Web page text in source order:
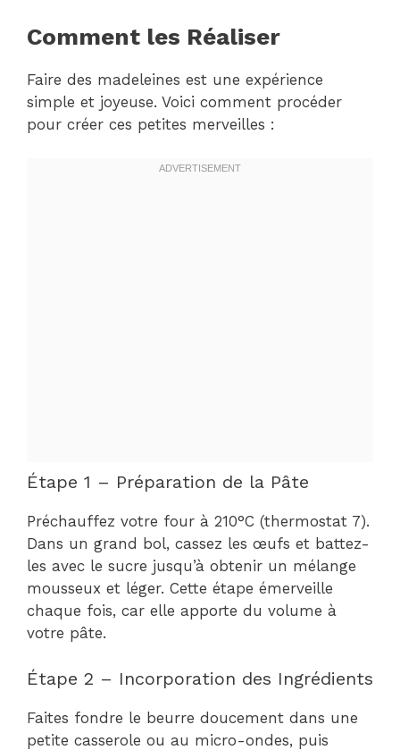
Comment les Réaliser
Faire des madeleines est une expérience
simple et joyeuse. Voici comment procéder
pour créer ces petites merveilles :
Étape 1 – Préparation de la Pâte
Préchauffez votre four à 210°C (thermostat 7).
Dans un grand bol, cassez les œufs et battez-
les avec le sucre jusqu’à obtenir un mélange
mousseux et léger. Cette étape émerveille
chaque fois, car elle apporte du volume à
votre pâte.
Étape 2 – Incorporation des Ingrédients
Faites fondre le beurre doucement dans une
petite casserole ou au micro-ondes, puis